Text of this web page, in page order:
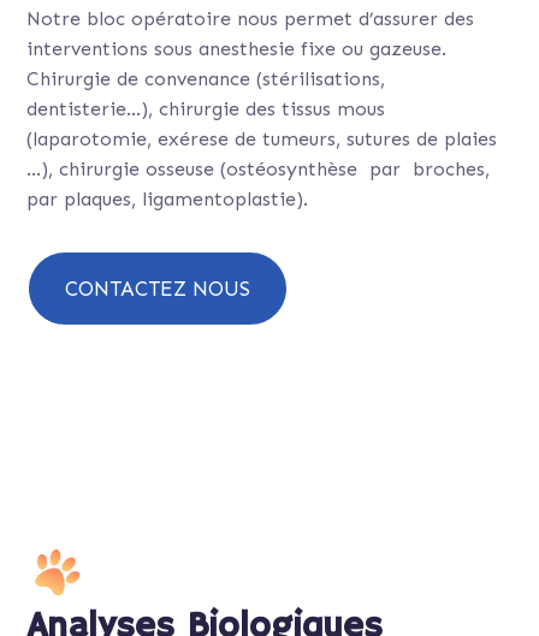
Notre bloc opératoire nous permet d’assurer des
interventions sous anesthesie fixe ou gazeuse.
Chirurgie de convenance (stérilisations,
dentisterie…), chirurgie des tissus mous
(laparotomie, exérese de tumeurs, sutures de plaies
…), chirurgie osseuse (ostéosynthèse par broches,
par plaques, ligamentoplastie).
CONTACTEZ NOUS